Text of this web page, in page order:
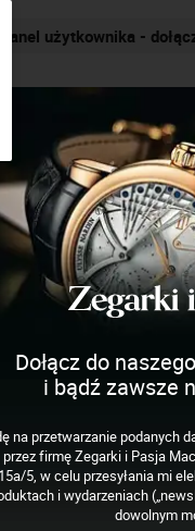
ZiP Nakręcamy
I PASJA
L M
Dołącz do
i bądź zawsze
na przetwarzanie podanych
przez firmę Zegarki i Pasja
5, w celu przesyłania mi
i wydarzeniach
dowolnym